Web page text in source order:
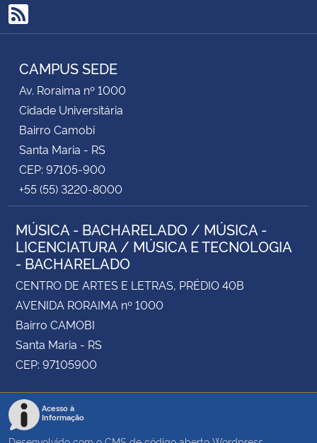
RSS
CAMPUS SEDE
Av. Roraima nº 1000
Cidade Universitária
Bairro Camobi
Santa Maria - RS
CEP: 97105-900
+55 (55) 3220-8000
MÚSICA - BACHARELADO / MÚSICA -
LICENCIATURA / MÚSICA E TECNOLOGIA
- BACHARELADO
CENTRO DE ARTES E LETRAS, PRÉDIO 40B
AVENIDA RORAIMA nº 1000
Bairro CAMOBI
Santa Maria - RS
CEP: 97105900
Acesso à
Informação